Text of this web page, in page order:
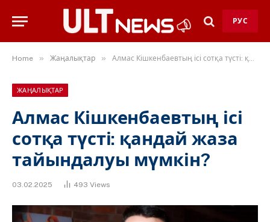
РУС
Home » Жаңалықтар » Алмас Кішкенбаевтың ісі сотқа түсті: қандай жаза тайындалуы мүмкін?
ЖАҢАЛЫҚТАР
Алмас Кішкенбаевтың ісі
сотқа түсті: қандай жаза
тайындалуы мүмкін?
03.02.2025 493 Views